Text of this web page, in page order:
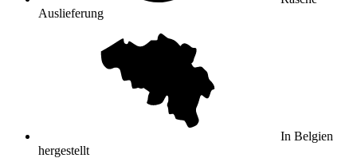
Auslieferung
In Belgien
hergestellt